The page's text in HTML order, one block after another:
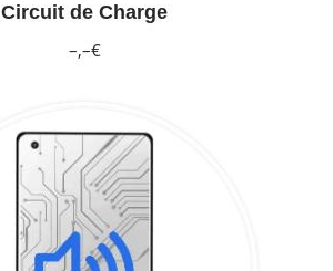
Circuit de Charge
–,–€